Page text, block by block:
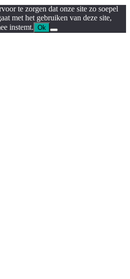
te zorgen dat onze site zo soepel
met het gebruiken van deze site,
instemt. Ok